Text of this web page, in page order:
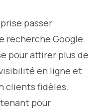
passer
recherche Google.
pour attirer plus de
en ligne et
clients fidèles.
pour